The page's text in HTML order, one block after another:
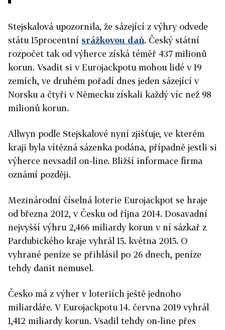
Stejskalová upozornila, že sázející z výhry odvede
státu 15procentní srážkovou daň. Český státní
rozpočet tak od výherce získá téměř 437 milionů
korun. Vsadit si v Eurojackpotu mohou lidé v 19
zemích, ve druhém pořadí dnes jeden sázející v
Norsku a čtyři v Německu získali každý víc než 98
milionů korun.
Allwyn podle Stejskalové nyní zjišťuje, ve kterém
kraji byla vítězná sázenka podána, případně jestli si
výherce nevsadil on-line. Bližší informace firma
oznámí později.
Mezinárodní číselná loterie Eurojackpot se hraje
od března 2012, v Česku od října 2014. Dosavadní
nejvyšší výhru 2,466 miliardy korun v ní sázkař z
Pardubického kraje vyhrál 15. května 2015. O
vyhrané peníze se přihlásil po 26 dnech, peníze
tehdy danit nemusel.
Česko má z výher v loteriích ještě jednoho
miliardáře. V Eurojackpotu 14. června 2019 vyhrál
1,412 miliardy korun. Vsadil tehdy on-line přes